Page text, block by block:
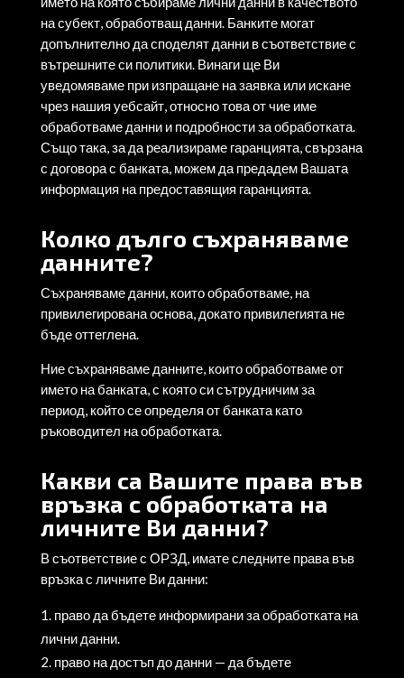
на субект, обработващ данни. Банките могат
допълнително да споделят данни в съответствие с
вътрешните си политики. Винаги ще Ви
уведомяваме при изпращане на заявка или искане
чрез нашия уебсайт, относно това от чие име
обработваме данни и подробности за обработката.
Също така, за да реализираме гаранцията, свързана
с договора с банката, можем да предадем Вашата
информация на предоставящия гаранцията.
Колко дълго съхраняваме
данните?
Съхраняваме данни, които обработваме, на
привилегирована основа, докато привилегията не
бъде оттеглена.
Ние съхраняваме данните, които обработваме от
името на банката, с която си сътрудничим за
период, който се определя от банката като
ръководител на обработката.
Какви са Вашите права във
връзка с обработката на
личните Ви данни?
В съответствие с ОРЗД, имате следните права във
връзка с личните Ви данни:
право да бъдете информирани за обработката на
лични данни.
право на достъп до данни — да бъдете